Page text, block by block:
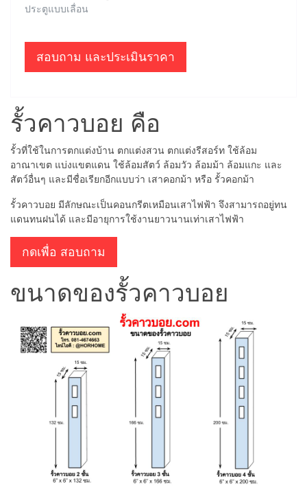
ประตูแบบเลื่อน
สอบถาม และประเมินราคา
รั้วคาวบอย คือ
รั้วที่ใช้ในการตกแต่งบ้าน ตกแต่งสวน ตกแต่งรีสอร์ท ใช้ล้อม
อาณาเขต แบ่งแขตแดน ใช้ล้อมสัตว์ ล้อมวัว ล้อมม้า ล้อมแกะ และ
สัตว์อื่นๆ และมีชื่อเรียกอีกแบบว่า เสาคอกม้า หรือ รั้วคอกม้า
รั้วคาวบอย มีลักษณะเป็นคอนกรีตเหมือนเสาไฟฟ้า จึงสามารถอยู่ทน
แดนทนฝนได้ และมีอายุการใช้งานยาวนานเท่าเสาไฟฟ้า
กดเพื่อ สอบถาม
ขนาดของรั้วคาวบอย